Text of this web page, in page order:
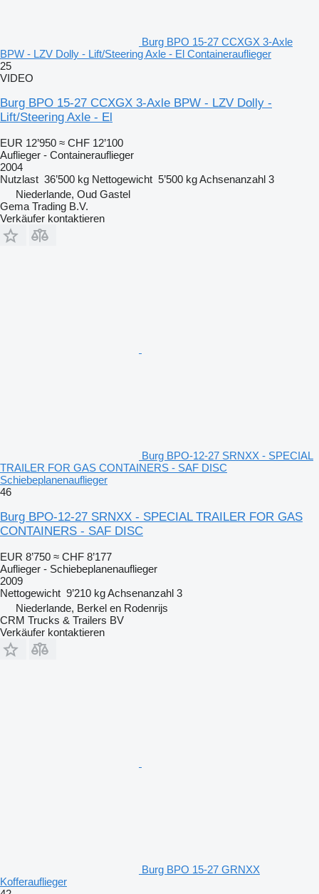
Burg BPO 15-27 CCXGX 3-Axle
BPW - LZV Dolly - Lift/Steering Axle - El Containerauflieger
25
VIDEO
Burg BPO 15-27 CCXGX 3-Axle BPW - LZV Dolly -
Lift/Steering Axle - El
EUR 12’950 ≈ CHF 12’100
Auflieger - Containerauflieger
2004
Nutzlast 36’500 kg Nettogewicht 5’500 kgAchsenanzahl 3
Niederlande, Oud Gastel
Gema Trading B.V.
Verkäufer kontaktieren
Burg BPO-12-27 SRNXX - SPECIAL
TRAILER FOR GAS CONTAINERS - SAF DISC
Schiebeplanenauflieger
46
Burg BPO-12-27 SRNXX - SPECIAL TRAILER FOR GAS
CONTAINERS - SAF DISC
EUR 8’750 ≈ CHF 8’177
Auflieger - Schiebeplanenauflieger
2009
Nettogewicht 9’210 kgAchsenanzahl 3
Niederlande, Berkel en Rodenrijs
CRM Trucks & Trailers BV
Verkäufer kontaktieren
Burg BPO 15-27 GRNXX
Kofferauflieger